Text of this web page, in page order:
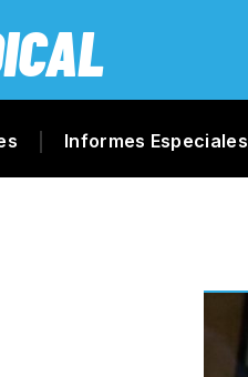
Informes Especiales